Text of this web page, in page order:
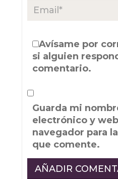
Avísame por
si alguien
comentario.
Guarda mi
electrónico y
navegador para
que comente.